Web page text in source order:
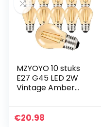
MZYOYO 10 stuks
E27 G45 LED 2W
Vintage Amber
gloeilampen,
€20.98